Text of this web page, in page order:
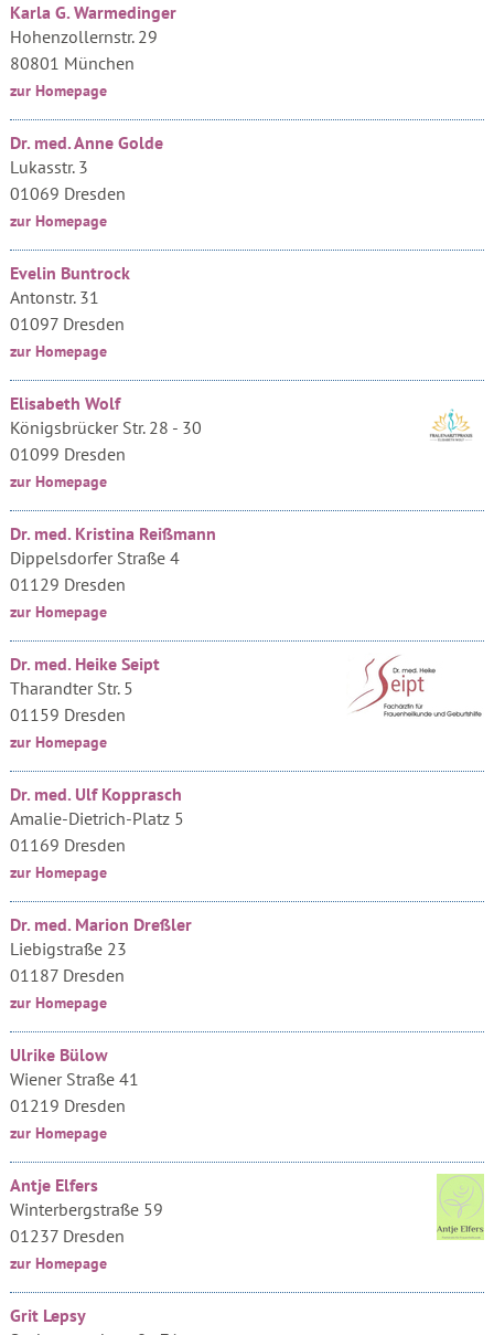
Karla G. Warmedinger
Hohenzollernstr. 29
80801 München
zur Homepage
Dr. med. Anne Golde
Lukasstr. 3
01069 Dresden
zur Homepage
Evelin Buntrock
Antonstr. 31
01097 Dresden
zur Homepage
Elisabeth Wolf
Königsbrücker Str. 28 - 30
01099 Dresden
zur Homepage
Dr. med. Kristina Reißmann
Dippelsdorfer Straße 4
01129 Dresden
zur Homepage
Dr. med. Heike Seipt
Tharandter Str. 5
01159 Dresden
zur Homepage
Dr. med. Ulf Kopprasch
Amalie-Dietrich-Platz 5
01169 Dresden
zur Homepage
Dr. med. Marion Dreßler
Liebigstraße 23
01187 Dresden
zur Homepage
Ulrike Bülow
Wiener Straße 41
01219 Dresden
zur Homepage
Antje Elfers
Winterbergstraße 59
01237 Dresden
zur Homepage
Grit Lepsy